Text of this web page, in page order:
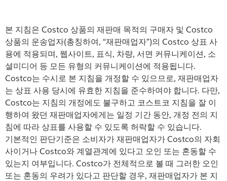
본 지침은 Costco 상품의 재판매 목적의 구매자 및 Costco
상품의 운송업자(총칭하여, “재판매업자”)의 Costco 상표 사
용에 적용되며, 웹사이트, 표식, 차량, 서면 커뮤니케이션, 소
셜미디어 등 모든 유형의 커뮤니케이션에 적용됩니다.
Costco는 수시로 본 지침을 개정할 수 있으므로, 재판매업자
는 상표 사용 당시에 유효한 지침을 준수하여야 합니다. 다만,
Costco는 지침의 개정에도 불구하고 코스트코 지침을 잘 이
행하여 왔던 재판매업자에게는 일정 기간 동안, 개정 전의 지
침에 따라 상표를 사용할 수 있도록 허락할 수 있습니다.
기본적인 판단기준은 소비자가 재판매업자가 Costco의 자회
사이거나 Costco와 계열관계에 있다고 오인 또는 혼동할 수
있는지 여부입니다. Costco가 전체적으로 볼 때 그러한 오인
또는 혼동의 우려가 있다고 판단할 경우, 재판매업자가 본 지